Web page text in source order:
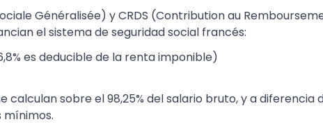
Généralisée) y CRDS (Contribution au
el sistema de seguridad social francés:
es deducible de la renta imponible)
calculan sobre el 98,25% del salario bruto, y a
mínimos.